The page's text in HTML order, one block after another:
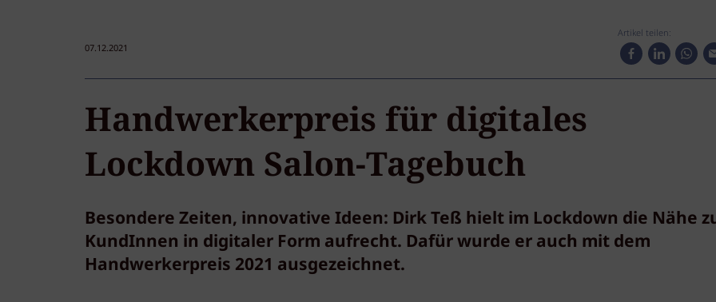
07.12.2021
Artikel teilen:
Handwerkerpreis für digitales
Lockdown Salon-Tagebuch
Besondere Zeiten, innovative Ideen: Dirk Teß hielt im Lockdown die Nähe
KundInnen in digitaler Form aufrecht. Dafür wurde er auch mit dem
Handwerkerpreis 2021 ausgezeichnet.